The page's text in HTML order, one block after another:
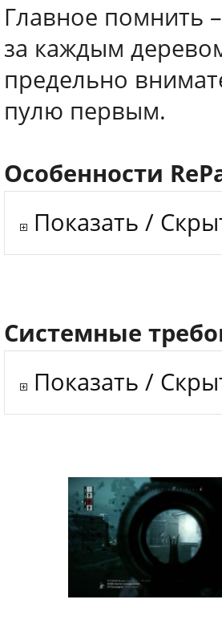
Главное помнить
за каждым
предельно
пулю первым.
Особенности
Показать /
Системные
Показать /